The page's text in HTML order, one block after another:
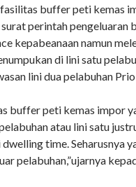
buffer peti kemas
perintah pengeluaran
kepabeanaan namun
di lini satu
lini dua pelabuhan
buffer peti kemas impor
atau lini satu
time. Seharusnya
pelabuhan,”ujarnya